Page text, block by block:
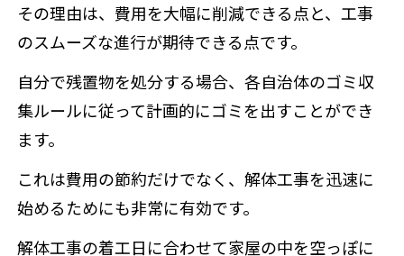
その理由は、費用を大幅に削減できる点と、工事
のスムーズな進行が期待できる点です。
自分で残置物を処分する場合、各自治体のゴミ収
集ルールに従って計画的にゴミを出すことができ
ます。
これは費用の節約だけでなく、解体工事を迅速に
始めるためにも非常に有効です。
解体工事の着工日に合わせて家屋の中を空っぽに